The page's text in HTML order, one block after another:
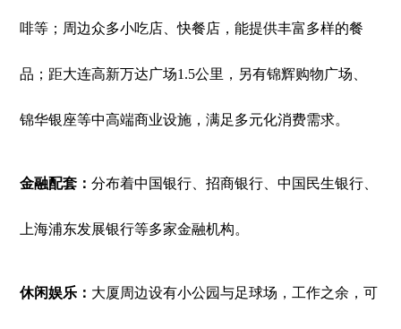
啡等；周边众多小吃店、快餐店，能提供丰富多样的餐
品；距大连高新万达广场1.5公里，另有锦辉购物广场、
锦华银座等中高端商业设施，满足多元化消费需求。
金融配套：分布着中国银行、招商银行、中国民生银行、
上海浦东发展银行等多家金融机构。
休闲娱乐： 大厦周边设有小公园与足球场，工作之余，可